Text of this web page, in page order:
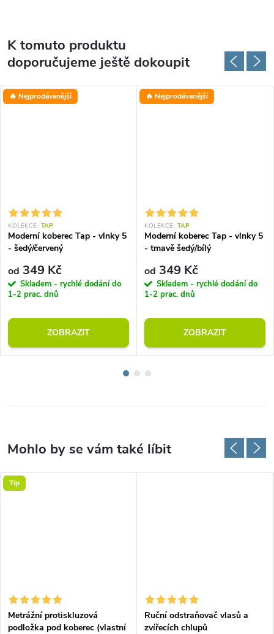
K tomuto produktu
doporučujeme ještě dokoupit
🔥 Nejprodávanější
KOLEKCE: TAP
Moderní koberec Tap - vlnky 5
- šedý/červený
od 349 Kč
Skladem - rychlé dodání do
1-2 prac. dnů
ZOBRAZIT
🔥 Nejprodávanější
KOLEKCE: TAP
Moderní koberec Tap - vlnky 5
- tmavě šedý/bílý
od 349 Kč
Skladem - rychlé dodání do
1-2 prac. dnů
ZOBRAZIT
Tip
Metrážní protiskluzová
podložka pod koberec (vlastní
Ruční odstraňovač vlasů a
zvířecích chlupů